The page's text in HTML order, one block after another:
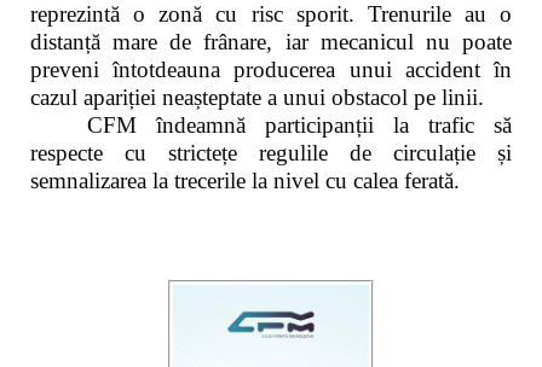
reprezintă o zonă cu risc sporit. Trenurile au o
distanță mare de frânare, iar mecanicul nu poate
preveni întotdeauna producerea unui accident în
cazul apariției neașteptate a unui obstacol pe linii.
CFM îndeamnă participanții la trafic să
respecte cu strictețe regulile de circulație și
semnalizarea la trecerile la nivel cu calea ferată.